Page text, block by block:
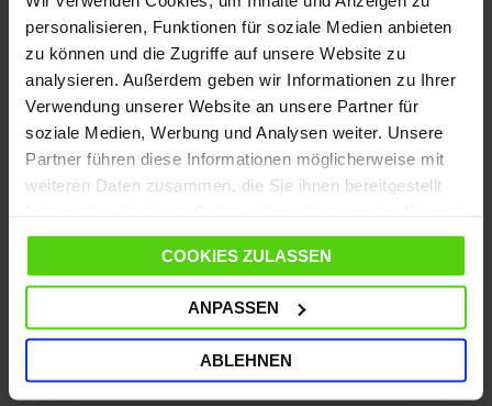
personalisieren, Funktionen für soziale Medien anbieten
zu können und die Zugriffe auf unsere Website zu
analysieren. Außerdem geben wir Informationen zu Ihrer
Verwendung unserer Website an unsere Partner für
soziale Medien, Werbung und Analysen weiter. Unsere
Partner führen diese Informationen möglicherweise mit
weiteren Daten zusammen, die Sie ihnen bereitgestellt
gesammelt haben.
COOKIES ZULASSEN
ANPASSEN
ABLEHNEN
Gesetzliche Garantie2 Jahre
(1 Jahr für generalüberholte Produkte)
Brauchen Sie Hilfe?Sehen Sie sich unsere
häufig gestellten Fragenan oder
besuchen Sie die SeiteKundendienst
Vom 10. bis zum 14. August wird der Versand
ausgesetzt; ab dem 17. August läuft er wieder wie
MERKMALE